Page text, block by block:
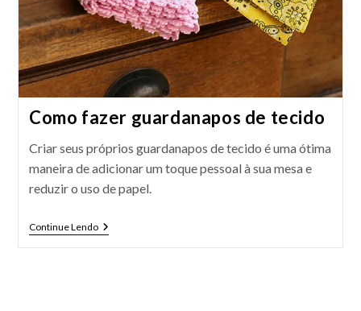
Como fazer guardanapos de tecido
Criar seus próprios guardanapos de tecido é uma ótima
maneira de adicionar um toque pessoal à sua mesa e
reduzir o uso de papel.
Continue LendoComo
Fazer